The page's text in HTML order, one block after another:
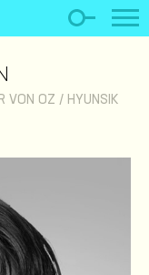
VON OZ / HYUNSIK